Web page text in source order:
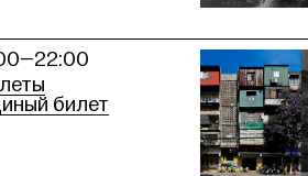
билет